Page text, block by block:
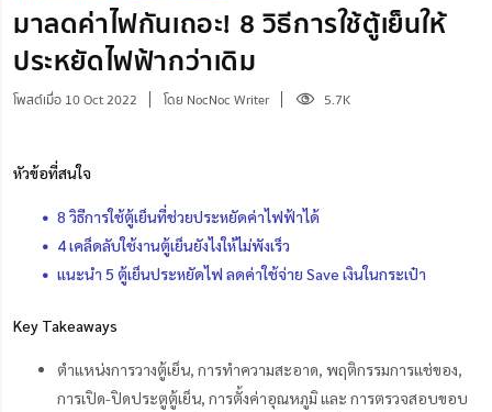
มาลดค่าไฟกันเถอะ! 8 วิธีการใช้ตู้เย็นให้
ประหยัดไฟฟ้ากว่าเดิม
โพสต์เมื่อ 10 Oct 2022 โดย NocNoc Writer 5.7K
หัวข้อที่สนใจ
8 วิธีการใช้ตู้เย็นที่ช่วยประหยัดค่าไฟฟ้าได้
4 เคล็ดลับใช้งานตู้เย็นยังไงให้ไม่พังเร็ว
แนะนำ 5 ตู้เย็นประหยัดไฟ ลดค่าใช้จ่าย Save เงินในกระเป๋า
Key Takeaways
ตำแหน่งการวางตู้เย็น, การทำความสะอาด, พฤติกรรมการแช่ของ,
การเปิด-ปิดประตูตู้เย็น, การตั้งค่าอุณหภูมิ และ การตรวจสอบขอบ